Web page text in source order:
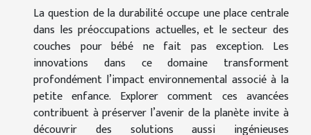
La question de la durabilité occupe une place centrale
dans les préoccupations actuelles, et le secteur des
couches pour bébé ne fait pas exception. Les
innovations dans ce domaine transforment
profondément l’impact environnemental associé à la
petite enfance. Explorer comment ces avancées
contribuent à préserver l’avenir de la planète invite à
découvrir des solutions aussi ingénieuses